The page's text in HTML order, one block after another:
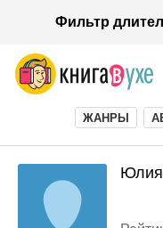
Фильтр
ЖАНРЫ
Юлия